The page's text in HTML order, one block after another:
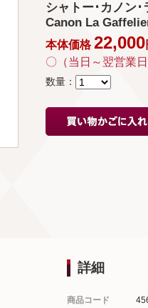
シャトー･カノン
Canon La
本体価格22,000
〇（当日～翌営業日
数量：
詳細
商品コード